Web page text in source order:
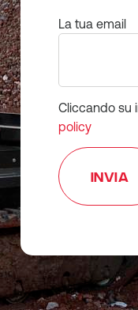
La tua email
Cliccando su
policy